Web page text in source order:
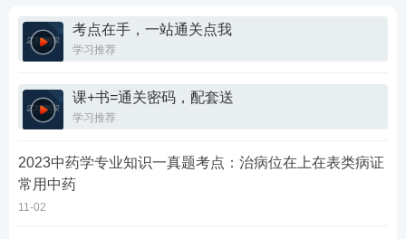
考点在手，一站通关点我
学习推荐
课+书=通关密码，配套送
学习推荐
2023中药学专业知识一真题考点：治病位在上在表类病证
常用中药
11-02